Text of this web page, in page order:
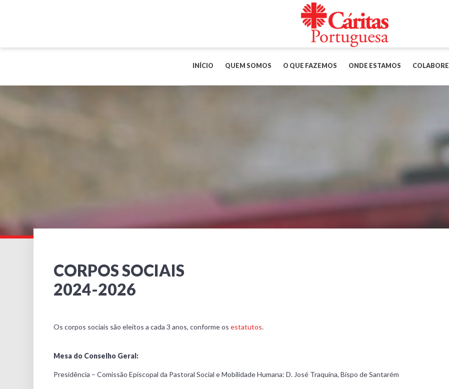
INÍCIO QUEM SOMOS O QUE FAZEMOS ONDE ESTAMOS COLABORE
CORPOS SOCIAIS
2024-2026
Os corpos sociais são eleitos a cada 3 anos, conforme osestatutos.
Mesa do Conselho Geral:
Presidência – Comissão Episcopal da Pastoral Social e Mobilidade Humana: D. José Traquina, Bispo de Santarém